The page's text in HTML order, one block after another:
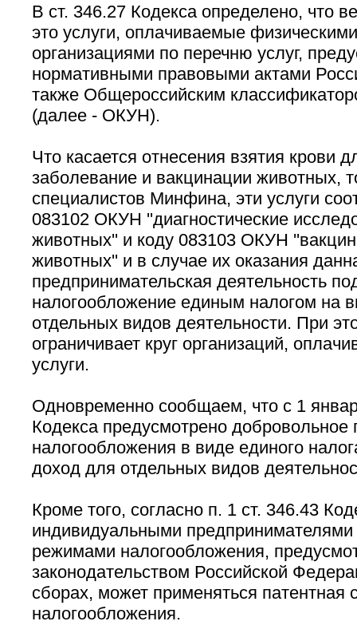
В ст. 346.27 Кодекса определено, что
это услуги, оплачиваемые
организациями по перечню услуг,
нормативными правовыми актами
также Общероссийским
(далее - ОКУН).
Что касается отнесения взятия крови
заболевание и вакцинации животных,
специалистов Минфина, эти услуги
083102 ОКУН ''диагностические
животных'' и коду 083103 ОКУН
животных'' и в случае их оказания
предпринимательская деятельность
налогообложение единым налогом на
отдельных видов деятельности. При
ограничивает круг организаций,
услуги.
Одновременно сообщаем, что с 1
Кодекса предусмотрено
налогообложения в виде единого
доход для отдельных видов
Кроме того, согласно п. 1 ст. 346.43
индивидуальными
режимами налогообложения,
законодательством Российской
сборах, может применяться патентная
налогообложения.